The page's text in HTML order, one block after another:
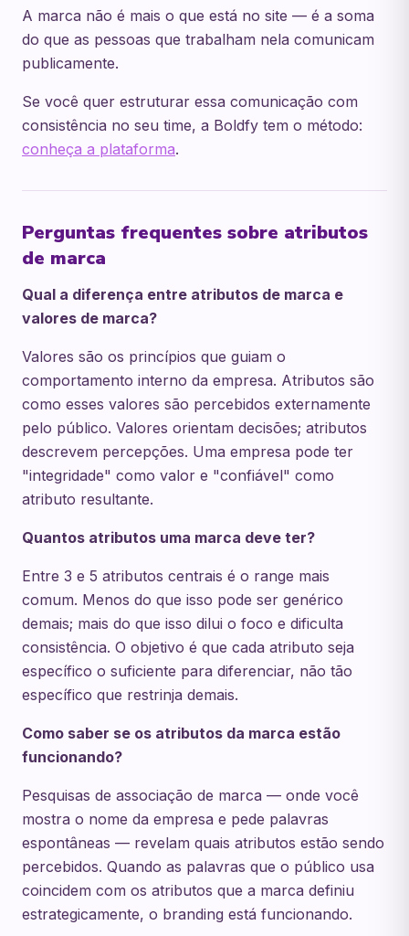
A marca não é mais o que está no site — é a soma
do que as pessoas que trabalham nela comunicam
publicamente.
Se você quer estruturar essa comunicação com
consistência no seu time, a Boldfy tem o método:
conheça a plataforma.
Perguntas frequentes sobre atributos
de marca
Qual a diferença entre atributos de marca e
valores de marca?
Valores são os princípios que guiam o
comportamento interno da empresa. Atributos são
como esses valores são percebidos externamente
pelo público. Valores orientam decisões; atributos
descrevem percepções. Uma empresa pode ter
"integridade" como valor e "confiável" como
atributo resultante.
Quantos atributos uma marca deve ter?
Entre 3 e 5 atributos centrais é o range mais
comum. Menos do que isso pode ser genérico
demais; mais do que isso dilui o foco e dificulta
consistência. O objetivo é que cada atributo seja
específico o suficiente para diferenciar, não tão
específico que restrinja demais.
Como saber se os atributos da marca estão
funcionando?
Pesquisas de associação de marca — onde você
mostra o nome da empresa e pede palavras
espontâneas — revelam quais atributos estão sendo
percebidos. Quando as palavras que o público usa
coincidem com os atributos que a marca definiu
estrategicamente, o branding está funcionando.